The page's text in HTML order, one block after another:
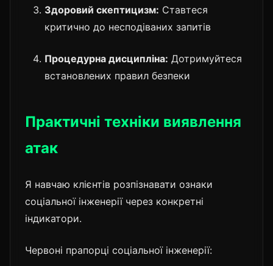
Здоровий скептицизм: Ставтеся
критично до несподіваних запитів
Процедурна дисципліна: Дотримуйтеся
встановлених правил безпеки
Практичні техніки виявлення
атак
Я навчаю клієнтів розпізнавати ознаки
соціальної інженерії через конкретні
індикатори.
Червоні прапорці соціальної інженерії: